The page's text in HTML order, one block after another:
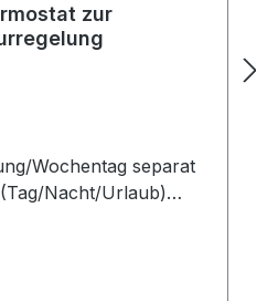
zur
Wochentag separat
Nacht/Urlaub)